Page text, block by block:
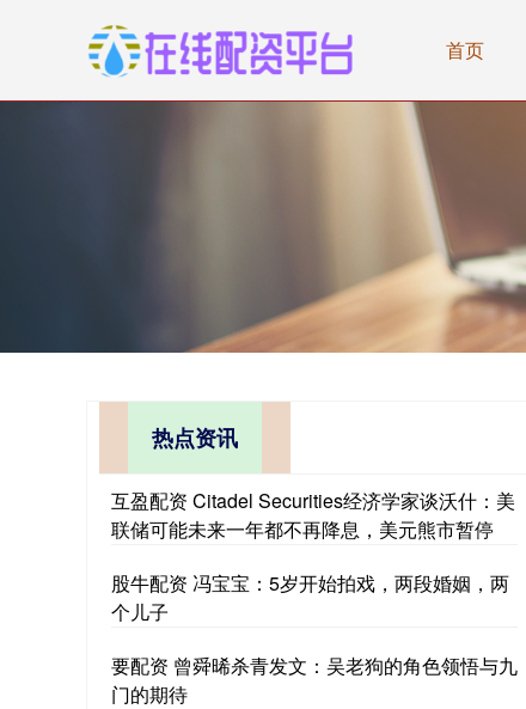
首页
热点资讯
互盈配资 Citadel Securities经济学家谈沃什：美
联储可能未来一年都不再降息，美元熊市暂停
股牛配资 冯宝宝：5岁开始拍戏，两段婚姻，两
个儿子
要配资 曾舜晞杀青发文：吴老狗的角色领悟与九
门的期待